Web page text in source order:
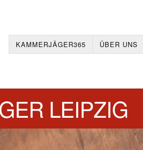
KAMMERJÄGER365 ÜBER UNS
LEIPZIG